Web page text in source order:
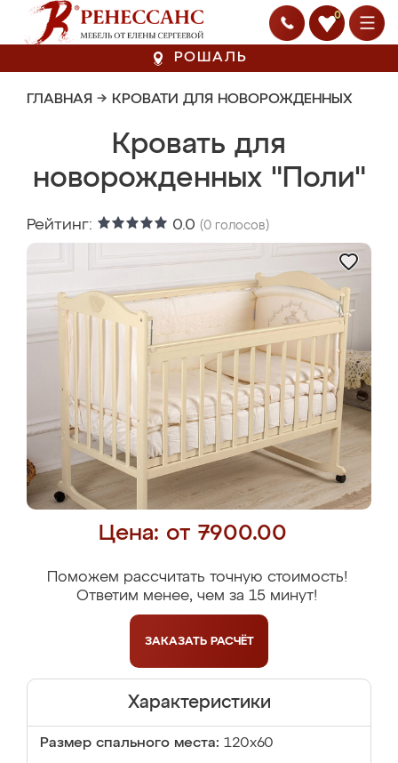
0
РОШАЛЬ
ГЛАВНАЯ → КРОВАТИ ДЛЯ НОВОРОЖДЕННЫХ
Кровать для
новорожденных "Поли"
Рейтинг: 0.0 (0 голосов)
Цена: от 7900.00
Поможем рассчитать точную стоимость!
Ответим менее, чем за 15 минут!
ЗАКАЗАТЬ РАСЧЁТ
Характеристики
Размер спального места: 120x60